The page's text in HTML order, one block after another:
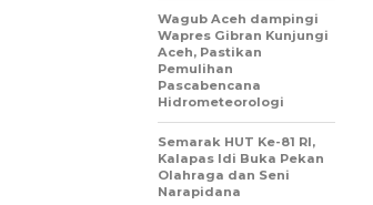
Wagub Aceh dampingi
Wapres Gibran Kunjungi
Aceh, Pastikan
Pemulihan
Pascabencana
Hidrometeorologi
Semarak HUT Ke-81 RI,
Kalapas Idi Buka Pekan
Olahraga dan Seni
Narapidana